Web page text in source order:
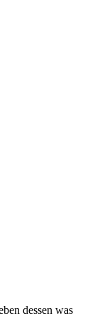
dessen was